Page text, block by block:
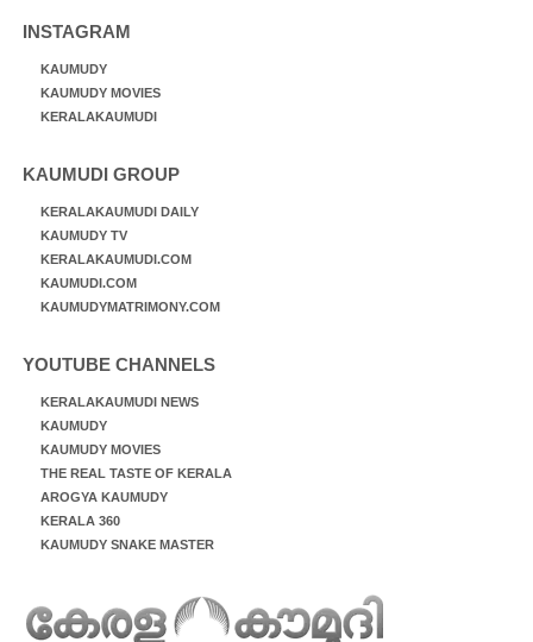
INSTAGRAM
KAUMUDY
KAUMUDY MOVIES
KERALAKAUMUDI
KAUMUDI GROUP
KERALAKAUMUDI DAILY
KAUMUDY TV
KERALAKAUMUDI.COM
KAUMUDI.COM
KAUMUDYMATRIMONY.COM
YOUTUBE CHANNELS
KERALAKAUMUDI NEWS
KAUMUDY
KAUMUDY MOVIES
THE REAL TASTE OF KERALA
AROGYA KAUMUDY
KERALA 360
KAUMUDY SNAKE MASTER